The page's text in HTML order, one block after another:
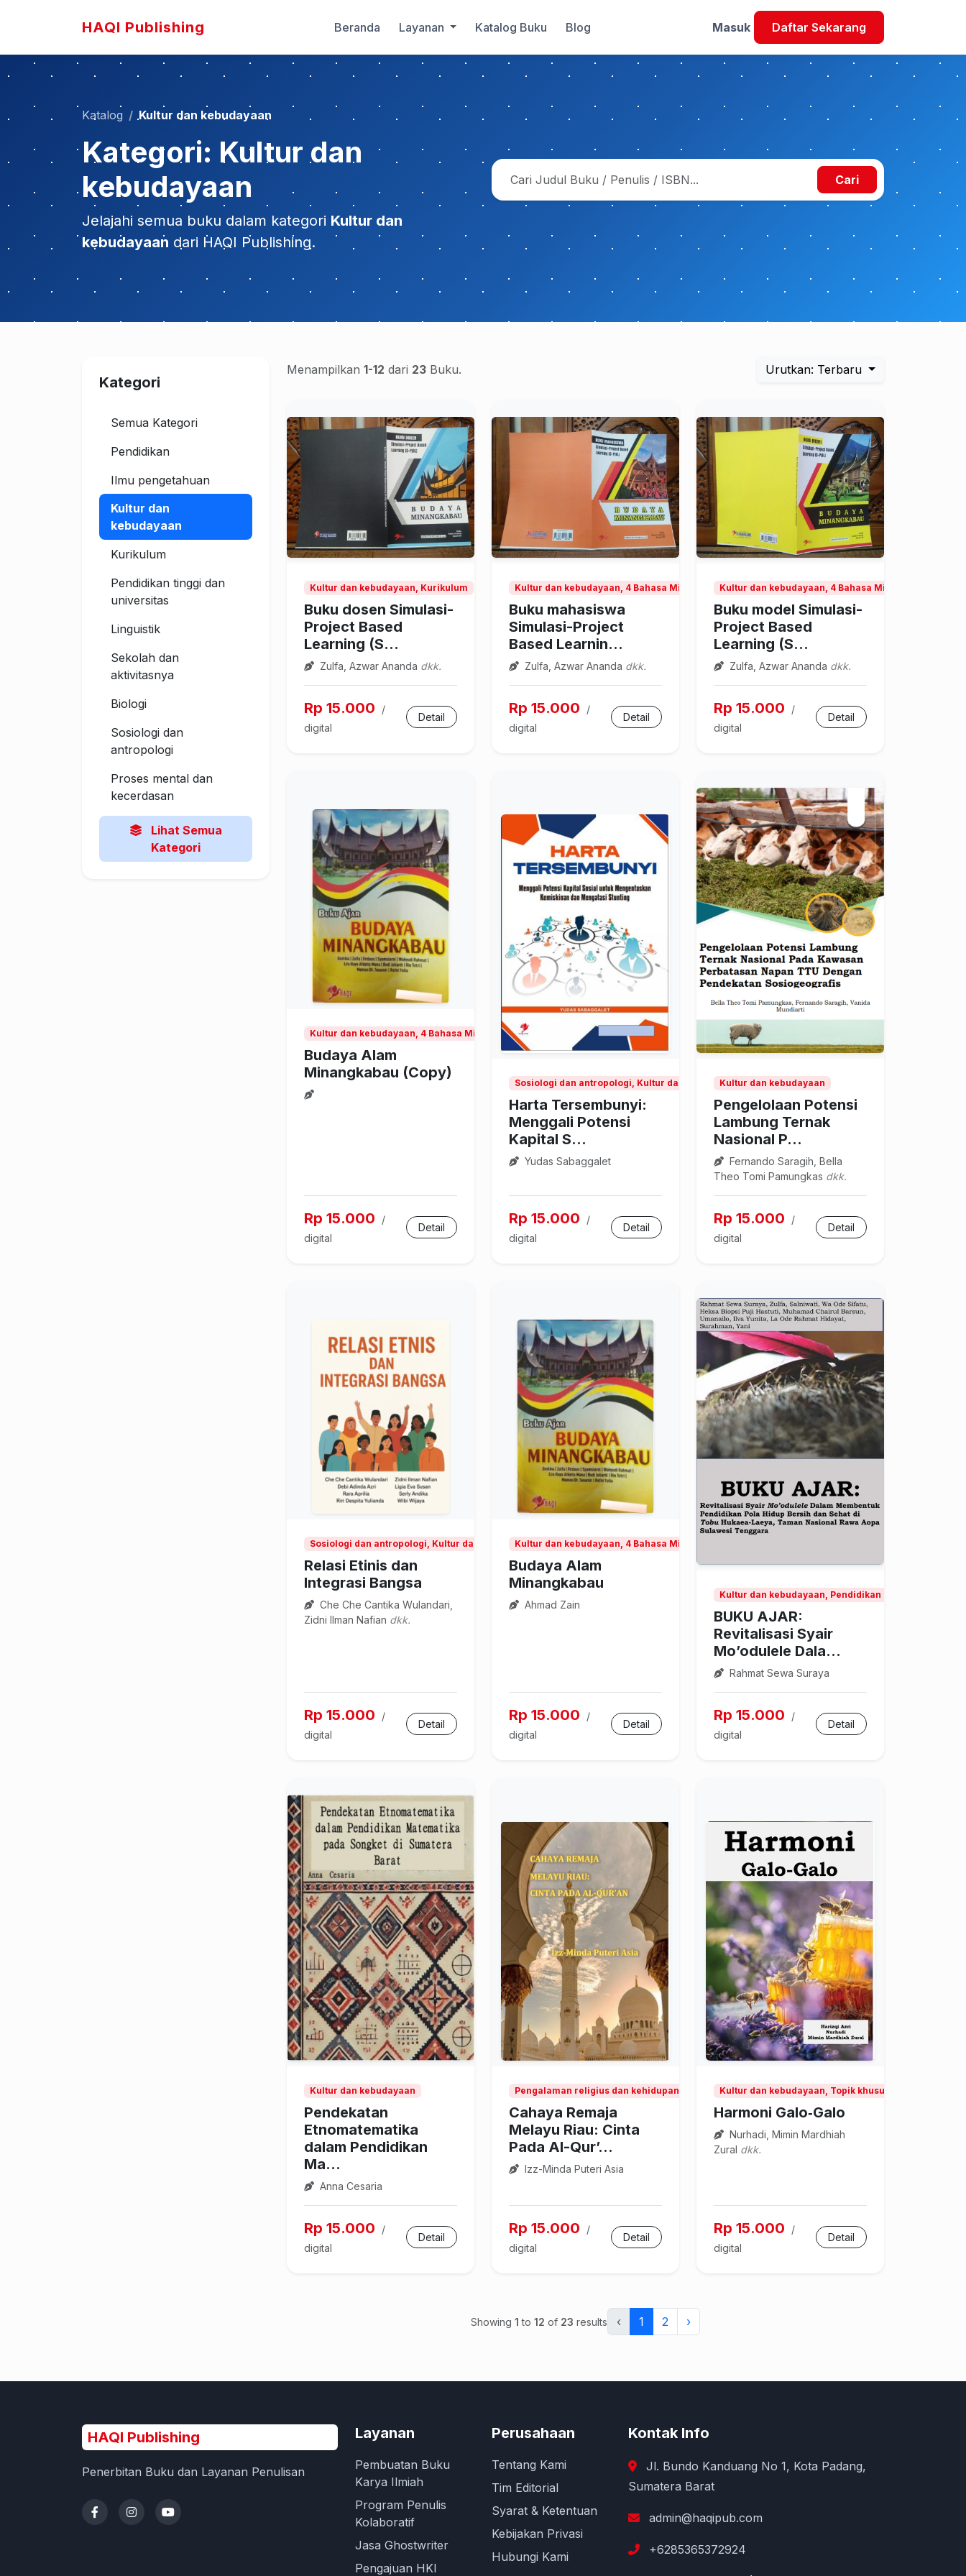
HAQI Publishing Beranda Layanan Katalog Buku Blog Masuk Daftar Sekarang
Katalog Kultur dan kebudayaan
Kategori: Kultur dan
kebudayaan
Jelajahi semua buku dalam kategori Kultur dan
kebudayaan dari HAQI Publishing.
Cari
Kategori
Semua Kategori
Pendidikan
Ilmu pengetahuan
Kultur dan
kebudayaan
Kurikulum
Pendidikan tinggi dan
universitas
Linguistik
Sekolah dan
aktivitasnya
Biologi
Sosiologi dan
antropologi
Proses mental dan
kecerdasan
Lihat Semua
Kategori
Menampilkan 1-12 dari 23 Buku. Urutkan: Terbaru
Kultur dan kebudayaan, Kurikulum
Buku dosen Simulasi-
Project Based
Learning (S...
Zulfa, Azwar Ananda dkk.
Rp 15.000
/
digital
Detail
Kultur dan kebudayaan, 4 Bahasa Minangkabau
Buku mahasiswa
Simulasi-Project
Based Learnin...
Zulfa, Azwar Ananda dkk.
Rp 15.000
/
digital
Detail
Kultur dan kebudayaan, 4 Bahasa Minangkabau
Buku model Simulasi-
Project Based
Learning (S...
Zulfa, Azwar Ananda dkk.
Rp 15.000
/
digital
Detail
Kultur dan kebudayaan, 4 Bahasa Minangkabau
Budaya Alam
Minangkabau (Copy)
Rp 15.000
/
digital
Detail
Sosiologi dan antropologi, Kultur dan kebudayaan
Harta Tersembunyi:
Menggali Potensi
Kapital S...
Yudas Sabaggalet
Rp 15.000
/
digital
Detail
Kultur dan kebudayaan
Pengelolaan Potensi
Lambung Ternak
Nasional P...
Fernando Saragih, Bella
Theo Tomi Pamungkas dkk.
Rp 15.000
/
digital
Detail
Sosiologi dan antropologi, Kultur dan kebudayaan
Relasi Etinis dan
Integrasi Bangsa
Che Che Cantika Wulandari,
Zidni Ilman Nafian dkk.
Rp 15.000
/
digital
Detail
Kultur dan kebudayaan, 4 Bahasa Minangkabau
Budaya Alam
Minangkabau
Ahmad Zain
Rp 15.000
/
digital
Detail
Kultur dan kebudayaan, Pendidikan
BUKU AJAR:
Revitalisasi Syair
Mo’odulele Dala...
Rahmat Sewa Suraya
Rp 15.000
/
digital
Detail
Kultur dan kebudayaan
Pendekatan
Etnomatematika
dalam Pendidikan
Ma...
Anna Cesaria
Rp 15.000
/
digital
Detail
Pengalaman religius dan kehidupan, Kultur dan kebudayaan
Cahaya Remaja
Melayu Riau: Cinta
Pada Al-Qur’...
Izz-Minda Puteri Asia
Rp 15.000
/
digital
Detail
Kultur dan kebudayaan, Topik khusus kesenian
Harmoni Galo‑Galo
Nurhadi, Mimin Mardhiah
Zural dkk.
Rp 15.000
/
digital
Detail
Showing 1 to 12 of 23 results ‹ 1 2 ›
HAQI Publishing
Penerbitan Buku dan Layanan Penulisan
Layanan
Pembuatan Buku
Karya Ilmiah
Program Penulis
Kolaboratif
Jasa Ghostwriter
Pengajuan HKI
Perusahaan
Tentang Kami
Tim Editorial
Syarat & Ketentuan
Kebijakan Privasi
Hubungi Kami
Kontak Info
Jl. Bundo Kanduang No 1, Kota Padang,
Sumatera Barat
admin@haqipub.com
+6285365372924